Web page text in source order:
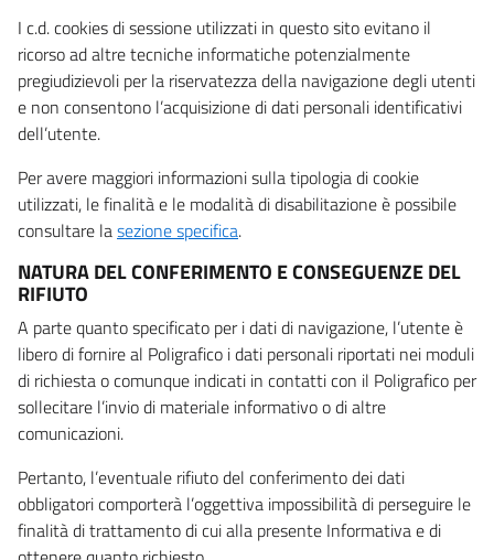
I c.d. cookies di sessione utilizzati in questo sito evitano il
ricorso ad altre tecniche informatiche potenzialmente
pregiudizievoli per la riservatezza della navigazione degli utenti
e non consentono l’acquisizione di dati personali identificativi
dell’utente.
Per avere maggiori informazioni sulla tipologia di cookie
utilizzati, le finalità e le modalità di disabilitazione è possibile
consultare lasezione specifica.
NATURA DEL CONFERIMENTO E CONSEGUENZE DEL
RIFIUTO
A parte quanto specificato per i dati di navigazione, l’utente è
libero di fornire al Poligrafico i dati personali riportati nei moduli
di richiesta o comunque indicati in contatti con il Poligrafico per
sollecitare l’invio di materiale informativo o di altre
comunicazioni.
Pertanto, l’eventuale rifiuto del conferimento dei dati
obbligatori comporterà l’oggettiva impossibilità di perseguire le
finalità di trattamento di cui alla presente Informativa e di